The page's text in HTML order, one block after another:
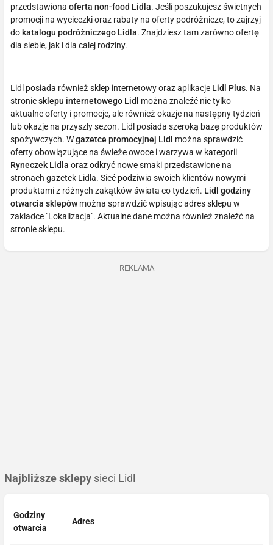
przedstawiona oferta non-food Lidla. Jeśli poszukujesz świetnych
promocji na wycieczki oraz rabaty na oferty podróżnicze, to zajrzyj
do katalogu podróżniczego Lidla. Znajdziesz tam zarówno ofertę
dla siebie, jak i dla całej rodziny.
Lidl posiada również sklep internetowy oraz aplikacje Lidl Plus. Na
stroniesklepu internetowego Lidl
można znaleźć nie tylko
aktualne oferty i promocje, ale również okazje na następny tydzień
lub okazje na przyszły sezon. Lidl posiada szeroką bazę produktów
spożywczych. Wgazetce promocyjnej Lidl
można sprawdzić
oferty obowiązujące na świeże owoce i warzywa w kategorii
Ryneczek Lidla oraz odkryć nowe smaki przedstawione na
stronach gazetek Lidla. Sieć podziwia swoich klientów nowymi
produktami z różnych zakątków świata co tydzień. Lidl godziny
otwarcia sklepów można sprawdzić wpisując adres sklepu w
zakładce "Lokalizacja". Aktualne dane można również znaleźć na
stronie sklepu.
REKLAMA
Najbliższe sklepy sieci Lidl
Godziny
otwarcia
Adres